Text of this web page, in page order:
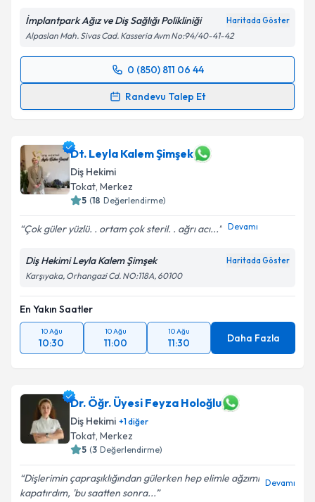
İmplantpark Ağız ve Diş Sağlığı Polikliniği Haritada Göster
Alpaslan Mah. Sivas Cad. Kasseria Avm No:94/40-41-42
0 (850) 811 06 44
Randevu Talep Et
Randevu Takvimi Talebi
takvim hazırlandığında e-posta ile bilgilendireceğiz.
E-posta Adresiniz
Metni'ni okudum ve kişisel verilerimin belirtilen
kapsamda işlenmesini kabul ediyorum.
Takvim Talebini Gönder
Dt. Leyla Kalem Şimşek
Diş Hekimi
Tokat, Merkez
5 (18 Değerlendirme)
Çok güler yüzlü. . ortam çok steril. . ağrı acı... Devamı
Diş Hekimi Leyla Kalem Şimşek Haritada Göster
Karşıyaka, Orhangazi Cd. NO:118A, 60100
En Yakın Saatler
10 Ağu
10:30
10 Ağu
11:00
10 Ağu
11:30 Daha Fazla
Dr. Öğr. Üyesi Feyza Holoğlu
Diş Hekimi +1diğer
Tokat, Merkez
5 (3 Değerlendirme)
Dişlerimin çapraşıklığından gülerken hep elimle ağzımı
kapatırdım, 'bu saatten sonra...
Devamı